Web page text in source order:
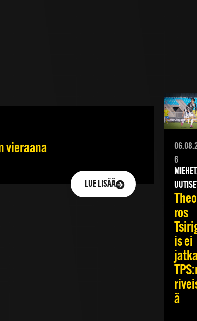
vieraana
LUE LISÄÄ
6
ros
is ei
ä